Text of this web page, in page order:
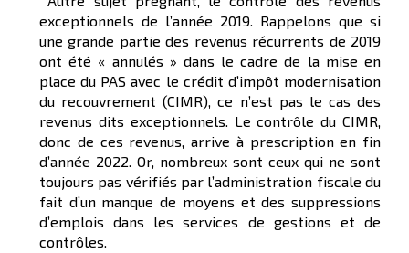
exceptionnels de l’année 2019. Rappelons que si
une grande partie des revenus récurrents de 2019
ont été « annulés » dans le cadre de la mise en
place du PAS avec le crédit d’impôt modernisation
du recouvrement (CIMR), ce n’est pas le cas des
revenus dits exceptionnels. Le contrôle du CIMR,
donc de ces revenus, arrive à prescription en fin
d’année 2022. Or, nombreux sont ceux qui ne sont
toujours pas vérifiés par l’administration fiscale du
fait d’un manque de moyens et des suppressions
d’emplois dans les services de gestions et de
contrôles.